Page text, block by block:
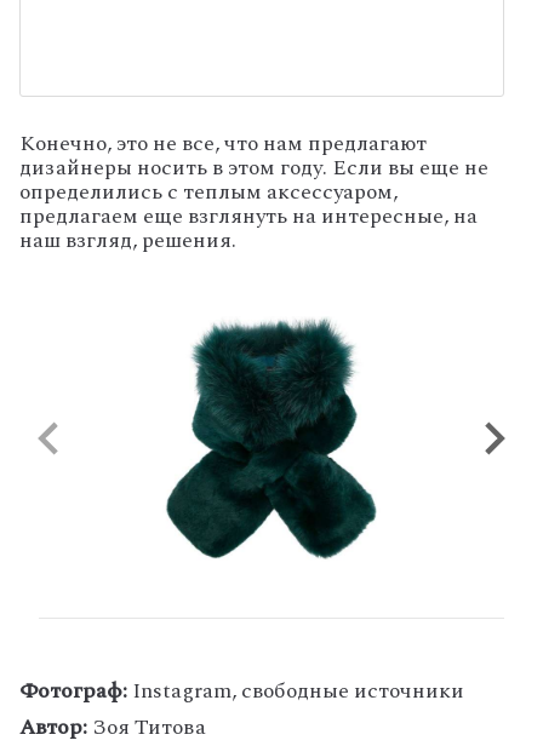
Конечно, это не все, что нам предлагают
дизайнеры носить в этом году. Если вы еще не
определились с теплым аксессуаром,
предлагаем еще взглянуть на интересные, на
наш взгляд, решения.
Фотограф:Instagram, свободные источники
Автор: Зоя Титова